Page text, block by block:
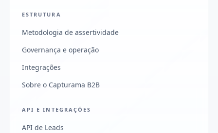
ESTRUTURA
Metodologia de assertividade
Governança e operação
Integrações
Sobre o Capturama B2B
API E INTEGRAÇÕES
API de Leads